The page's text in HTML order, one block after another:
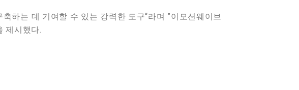
하는 데 기여할 수 있는 강력한 도구“라며 ”이모션웨이브
제시했다.